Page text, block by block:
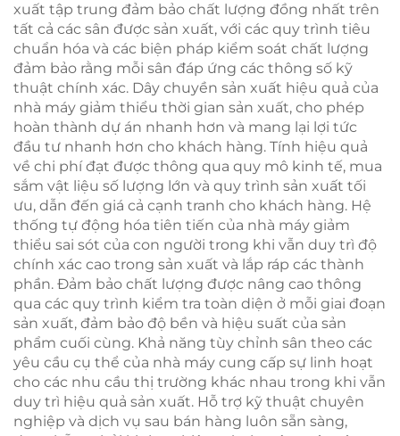
xuất tập trung đảm bảo chất lượng đồng nhất trên
tất cả các sân được sản xuất, với các quy trình tiêu
chuẩn hóa và các biện pháp kiểm soát chất lượng
đảm bảo rằng mỗi sân đáp ứng các thông số kỹ
thuật chính xác. Dây chuyền sản xuất hiệu quả của
nhà máy giảm thiểu thời gian sản xuất, cho phép
hoàn thành dự án nhanh hơn và mang lại lợi tức
đầu tư nhanh hơn cho khách hàng. Tính hiệu quả
về chi phí đạt được thông qua quy mô kinh tế, mua
sắm vật liệu số lượng lớn và quy trình sản xuất tối
ưu, dẫn đến giá cả cạnh tranh cho khách hàng. Hệ
thống tự động hóa tiên tiến của nhà máy giảm
thiểu sai sót của con người trong khi vẫn duy trì độ
chính xác cao trong sản xuất và lắp ráp các thành
phần. Đảm bảo chất lượng được nâng cao thông
qua các quy trình kiểm tra toàn diện ở mỗi giai đoạn
sản xuất, đảm bảo độ bền và hiệu suất của sản
phẩm cuối cùng. Khả năng tùy chỉnh sân theo các
yêu cầu cụ thể của nhà máy cung cấp sự linh hoạt
cho các nhu cầu thị trường khác nhau trong khi vẫn
duy trì hiệu quả sản xuất. Hỗ trợ kỹ thuật chuyên
nghiệp và dịch vụ sau bán hàng luôn sẵn sàng,